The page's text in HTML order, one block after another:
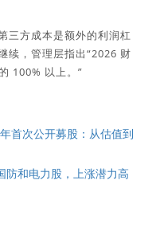
三方成本是额外的利润杠
续，管理层指出“2026 财
100% 以上。”
首次公开募股：从估值到
防和电力股，上涨潜力高